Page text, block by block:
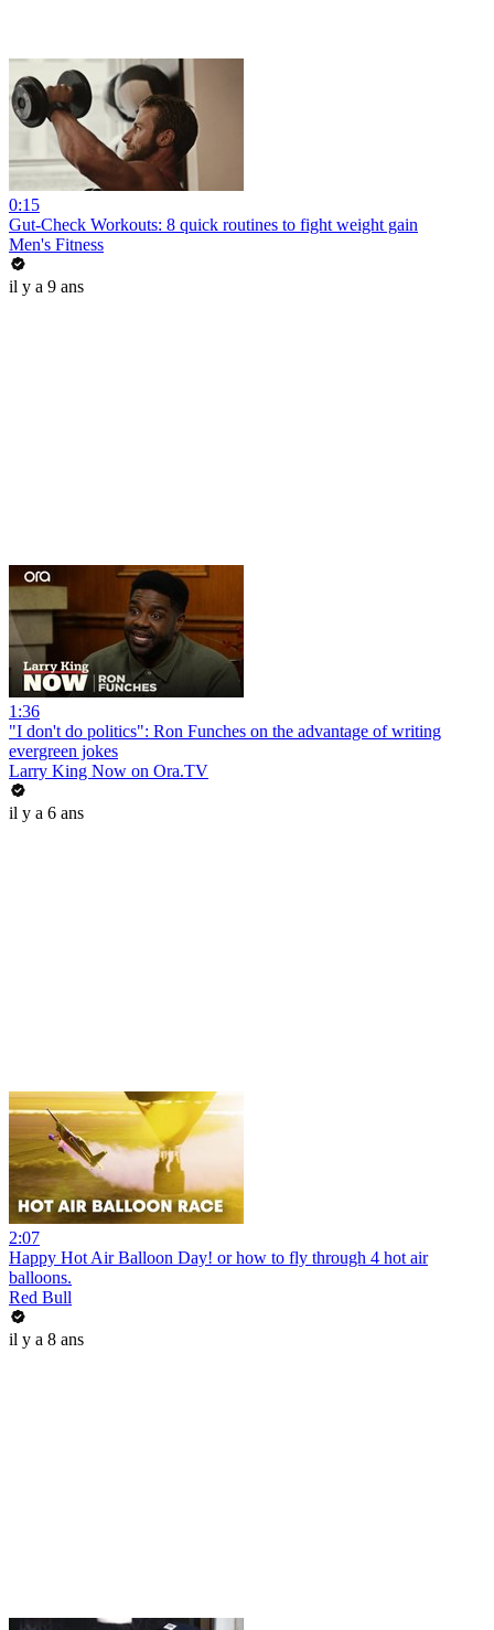
0:15
Gut-Check Workouts: 8 quick routines to fight weight gain
Men's Fitness
il y a 9 ans
1:36
"I don't do politics": Ron Funches on the advantage of writing
evergreen jokes
Larry King Now on Ora.TV
il y a 6 ans
2:07
Happy Hot Air Balloon Day! or how to fly through 4 hot air
balloons.
Red Bull
il y a 8 ans